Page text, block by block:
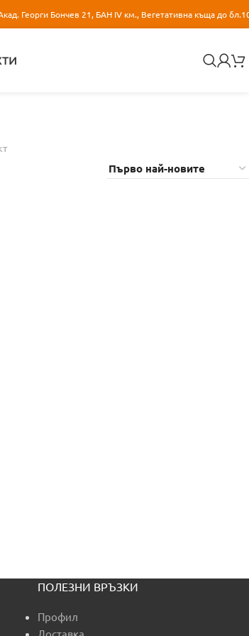
Георги Бончев 21, БАН IV км., Вегетативна къща до
ПОЛЕЗНИ ВРЪЗКИ
Профил